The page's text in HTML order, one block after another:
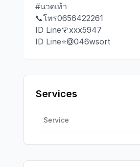
#นวดเท้า
📞โทร​0656422261​
ID Line🌹xxx5947
ID Line⭐@046wsort
Services
Service